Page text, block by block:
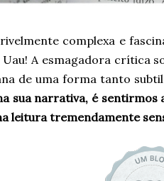
complexa e
A esmagadora crítica
de uma forma tanto
sua narrativa, é sentirmos
leitura tremendamente